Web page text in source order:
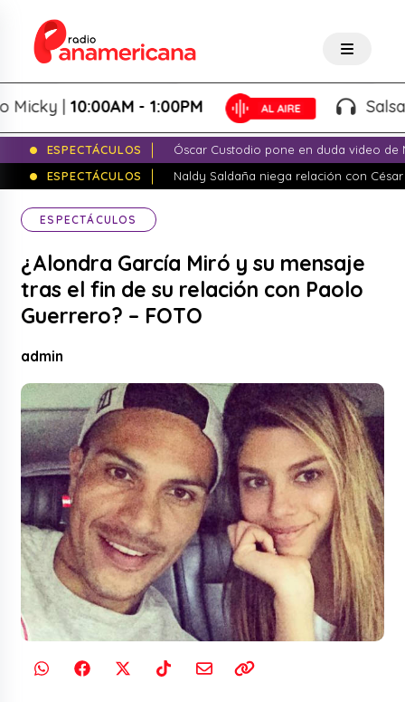
|10:00AM - 1:00PM Salsa
ESPECTÁCULOS
Óscar Custodio pone en duda video de
ESPECTÁCULOS
Naldy Saldaña niega relación con
ESPECTÁCULOS
¿Alondra García Miró y su mensaje
tras el fin de su relación con Paolo
Guerrero? – FOTO
admin